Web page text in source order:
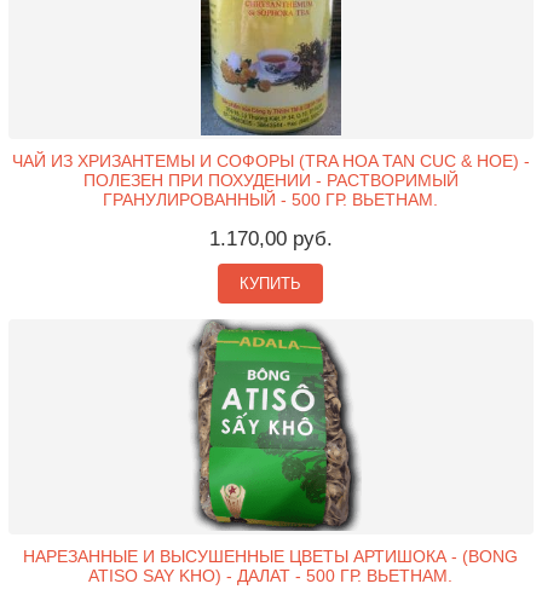
ЧАЙ ИЗ ХРИЗАНТЕМЫ И СОФОРЫ (TRA HOA TAN CUC & HOE) -
ПОЛЕЗЕН ПРИ ПОХУДЕНИИ - РАСТВОРИМЫЙ
ГРАНУЛИРОВАННЫЙ - 500 ГР. ВЬЕТНАМ.
1.170,00 руб.
КУПИТЬ
НАРЕЗАННЫЕ И ВЫСУШЕННЫЕ ЦВЕТЫ АРТИШОКА - (BONG
ATISO SAY KHO) - ДАЛАТ - 500 ГР. ВЬЕТНАМ.